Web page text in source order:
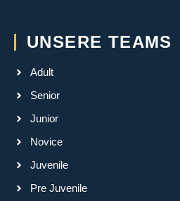
UNSERE TEAMS
Adult
Senior
Junior
Novice
Juvenile
Pre Juvenile